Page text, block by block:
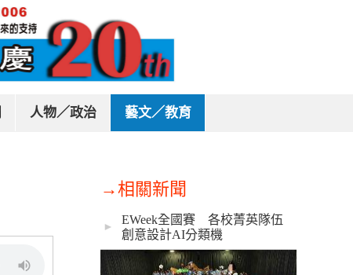
人物／政治 藝文／教育
→相關新聞
►
EWeek全國賽 各校菁英隊伍
創意設計AI分類機